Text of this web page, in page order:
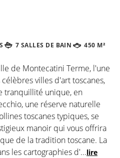
7 SALLES DE BAIN 450 M²
de Montecatini Terme, l'une
villes d'art toscanes,
tranquillité unique, en
une réserve naturelle
toscanes typiques, se
manoir qui vous offrira
de la tradition toscane. La
les cartographies d'...lire